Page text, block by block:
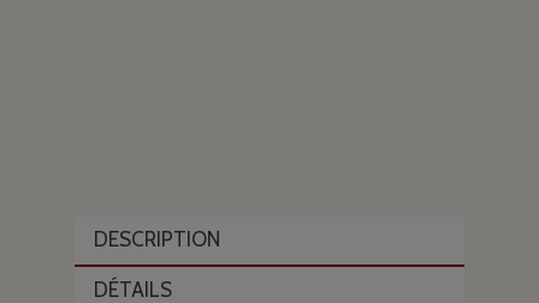
DESCRIPTION
DÉTAILS